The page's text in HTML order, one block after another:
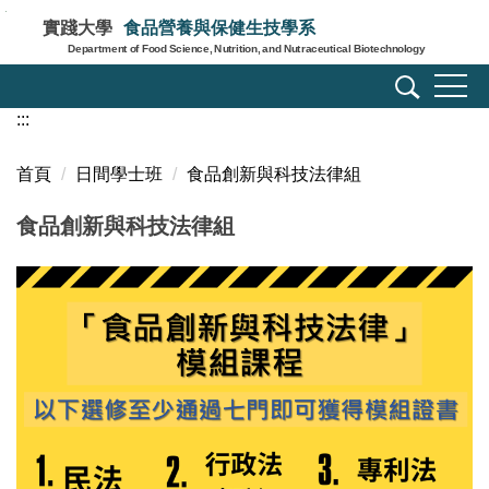
主
內
區
實踐大學 食品營養與保健生技學系
Department of Food Science, Nutrition, and Nutraceutical Biotechnology
:::
首頁 日間學士班 食品創新與科技法律組
食品創新與科技法律組